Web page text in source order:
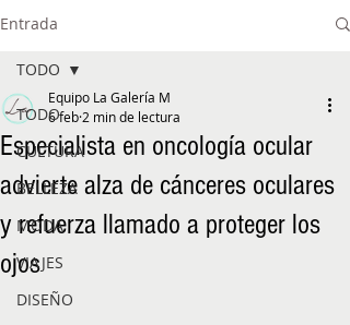
Entrada
TODO
CULTURA
BELLEZA
MODA
VIAJES
DISEÑO
TODO
Especialista en oncología ocular
advierte alza de cánceres oculares
y refuerza llamado a proteger los
ojos
Equipo La Galería M
6 feb 2 min de lectura